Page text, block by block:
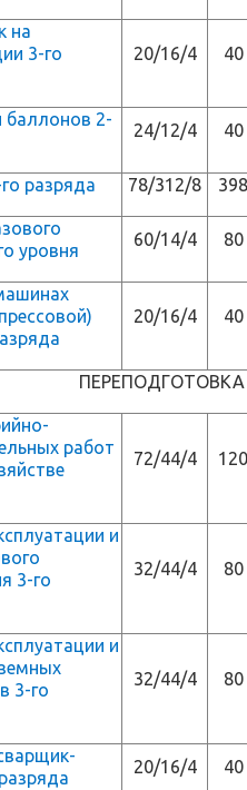
на
3-го
20/16/4 40
баллонов 2-
24/12/4 40
разряда 78/312/8 398
уровня
60/14/4 80
20/16/4 40
ПЕРЕПОДГОТОВКА
работ
72/44/4 120
и
3-го
32/44/4 80
и
3-го
32/44/4 80
20/16/4 40